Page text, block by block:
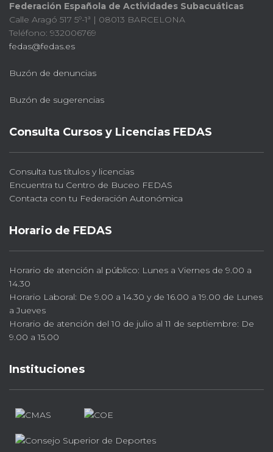
Federación Española de Actividades Subacuáticas
Calle Aragó 517 5º-1ª | 08013 BARCELONA
Teléfono: 932006769
fedas@fedas.es
Buzón de denuncias
Buzón de sugerencias
Consulta Cursos y Licencias FEDAS
Consulta tus títulos y licencias
Encuentra tu Centro de Buceo FEDAS
Contacta con tu Federación Autonómica
Horario de FEDAS
Horario de atención al público: Lunes a Viernes de 9.00 a
14.30
Horario Laboral: De 9.00 a 14.30 y de 16.00 a 19.00 de Lunes
a Jueves
Horario de atención del 10 de julio al 11 de septiembre: De
9.00 a 15.00
Instituciones